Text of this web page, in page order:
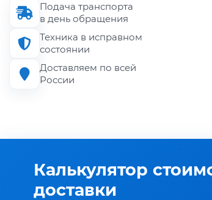
Подача транспорта
в день обращения
Техника в исправном
состоянии
Доставляем по всей
России
Грузоподъёмность
до 1.5 т
Калькулятор
доставки